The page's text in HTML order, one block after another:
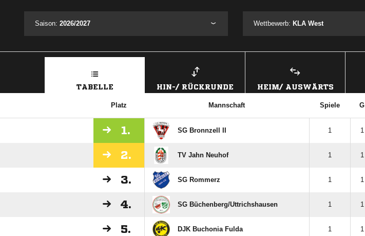
Saison: 2026/2027 Wettbewerb: KLA West
TABELLE HIN-/ RÜCKRUNDE HEIM/ AUSWÄRTS
Platz Mannschaft Spiele G
1. SG Bronnzell II 1 1
2. TV Jahn Neuhof 1 1
3. SG Rommerz 1 1
4. SG Büchenberg/​Uttrichshausen 1 1
5. DJK Buchonia Fulda 1 1